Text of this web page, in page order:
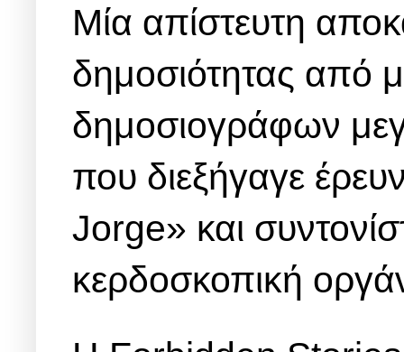
Μία απίστευτη
δημοσιότητας από
δημοσιογράφων
που διεξήγαγε
Jorge» και
κερδοσκοπική